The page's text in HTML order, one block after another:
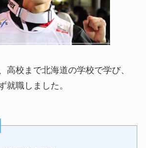
高校まで北海道の学校で学び、
就職しました。